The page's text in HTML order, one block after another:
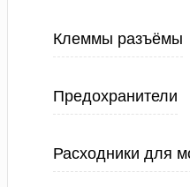
Клеммы разъёмы
Предохранители
Расходники для